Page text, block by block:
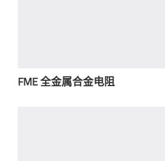
FME 全金属合金电阻